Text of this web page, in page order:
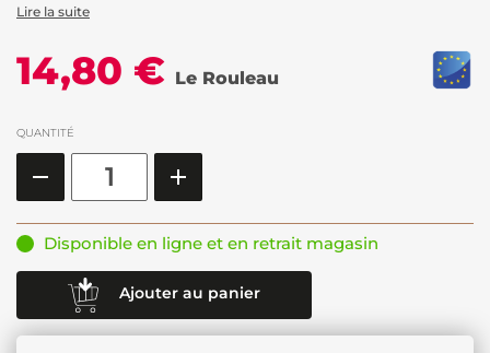
Lire la suite
14,80 € Le Rouleau
QUANTITÉ
Disponible en ligne et en retrait magasin
Ajouter au panier